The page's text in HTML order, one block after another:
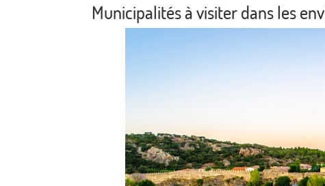
Municipalités à visiter dans les